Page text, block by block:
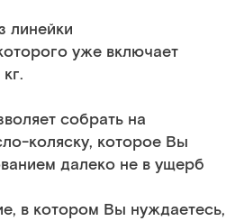
линейки
уже включает
собрать на
коляску, которое Вы
далеко не в ущерб
в котором Вы нуждаетесь,